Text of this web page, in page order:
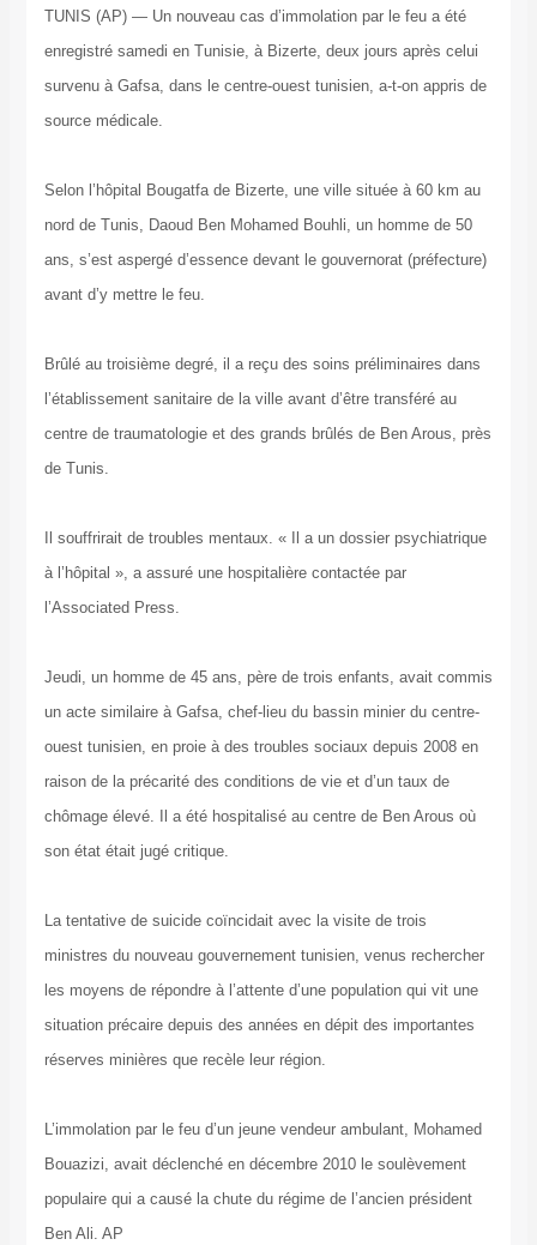
TUNIS (AP) — Un nouveau cas d’immolation par le feu a été
enregistré samedi en Tunisie, à Bizerte, deux jours après celui
survenu à Gafsa, dans le centre-ouest tunisien, a-t-on appris de
source médicale.
Selon l’hôpital Bougatfa de Bizerte, une ville située à 60 km au
nord de Tunis, Daoud Ben Mohamed Bouhli, un homme de 50
ans, s’est aspergé d’essence devant le gouvernorat (préfecture)
avant d’y mettre le feu.
Brûlé au troisième degré, il a reçu des soins préliminaires dans
l’établissement sanitaire de la ville avant d’être transféré au
centre de traumatologie et des grands brûlés de Ben Arous, près
de Tunis.
Il souffrirait de troubles mentaux. « Il a un dossier psychiatrique
à l’hôpital », a assuré une hospitalière contactée par
l’Associated Press.
Jeudi, un homme de 45 ans, père de trois enfants, avait commis
un acte similaire à Gafsa, chef-lieu du bassin minier du centre-
ouest tunisien, en proie à des troubles sociaux depuis 2008 en
raison de la précarité des conditions de vie et d’un taux de
chômage élevé. Il a été hospitalisé au centre de Ben Arous où
son état était jugé critique.
La tentative de suicide coïncidait avec la visite de trois
ministres du nouveau gouvernement tunisien, venus rechercher
les moyens de répondre à l’attente d’une population qui vit une
situation précaire depuis des années en dépit des importantes
réserves minières que recèle leur région.
L’immolation par le feu d’un jeune vendeur ambulant, Mohamed
Bouazizi, avait déclenché en décembre 2010 le soulèvement
populaire qui a causé la chute du régime de l’ancien président
Ben Ali. AP